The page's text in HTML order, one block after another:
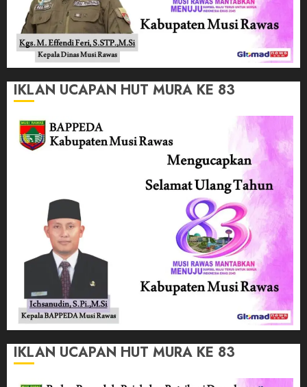
IKLAN UCAPAN HUT MURA KE 83
IKLAN UCAPAN HUT MURA KE 83